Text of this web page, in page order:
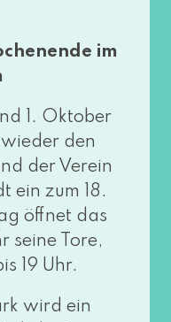
im
1. Oktober
den
der Verein
ein zum 18.
öff­net das
sei­ne Tore,
19 Uhr.
wird ein